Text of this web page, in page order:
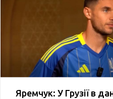
Яремчук: У Грузії в